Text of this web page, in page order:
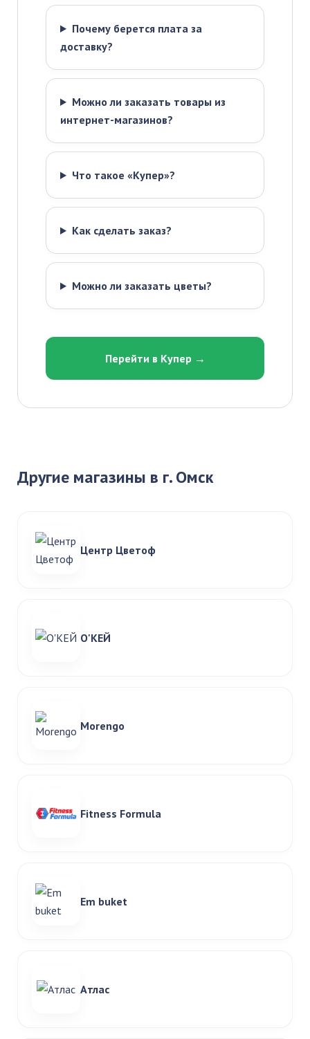
Почему берется плата за
доставку?
Можно ли заказать товары из
интернет-магазинов?
Что такое «Купер»?
Как сделать заказ?
Можно ли заказать цветы?
Перейти в Купер →
Другие магазины в г. Омск
Центр Цветоф
О'КЕЙ
Morengo
Fitness Formula
Em buket
Атлас